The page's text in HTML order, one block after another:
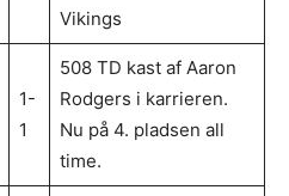
Vikings
1-
1
508 TD kast af Aaron
Rodgers i karrieren.
Nu på 4. pladsen all
time.